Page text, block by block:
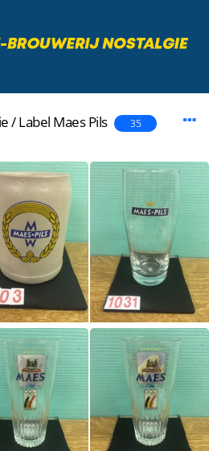
/Label Maes Pils 35